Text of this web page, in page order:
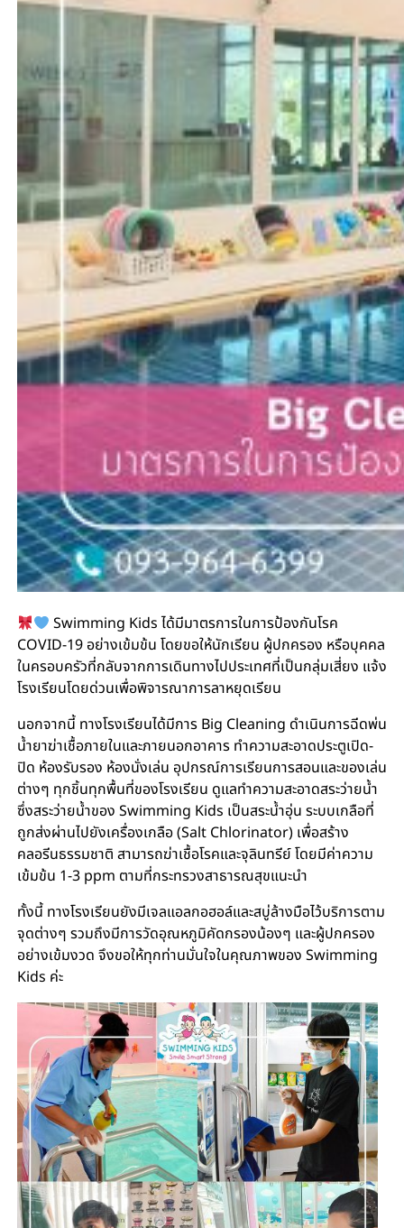
Swimming Kids ได้มีมาตรการในการป้องกันโรค
COVID-19 อย่างเข้มข้น โดยขอให้นักเรียน ผู้ปกครอง หรือบุคคล
ในครอบครัวที่กลับจากการเดินทางไปประเทศที่เป็นกลุ่มเสี่ยง แจ้ง
โรงเรียนโดยด่วนเพื่อพิจารณาการลาหยุดเรียน
นอกจากนี้ ทางโรงเรียนได้มีการ Big Cleaning ดําเนินการฉีดพ่น
น้ำยาฆ่าเชื้อภายในและภายนอกอาคาร ทําความสะอาดประตูเปิด-
ปิด ห้องรับรอง ห้องนั่งเล่น อุปกรณ์การเรียนการสอนและของเล่น
ต่างๆ ทุกชิ้นทุกพื้นที่ของโรงเรียน ดูแลทำความสะอาดสระว่ายน้ำ
ซึ่งสระว่ายน้ำของ Swimming Kids เป็นสระน้ำอุ่น ระบบเกลือที่
ถูกส่งผ่านไปยังเครื่องเกลือ (Salt Chlorinator) เพื่อสร้าง
คลอรีนธรรมชาติ สามารถฆ่าเชื้อโรคและจุลินทรีย์ โดยมีค่าความ
เข้มข้น 1-3 ppm ตามที่กระทรวงสาธารณสุขแนะนำ
ทั้งนี้ ทางโรงเรียนยังมีเจลแอลกอฮอล์และสบู่ล้างมือไว้บริการตาม
จุดต่างๆ รวมถึงมีการวัดอุณหภูมิคัดกรองน้องๆ และผู้ปกครอง
อย่างเข้มงวด จึงขอให้ทุกท่านมั่นใจในคุณภาพของ Swimming
Kids ค่ะ